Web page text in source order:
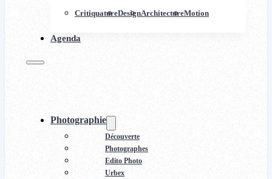
CritiquatureDesignArchitectureMotion
Agenda
Photographie
Découverte
Photographes
Edito Photo
Urbex